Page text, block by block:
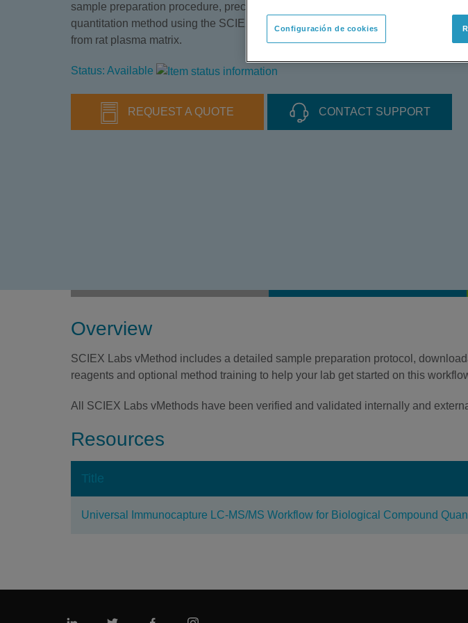
sample preparation procedure, preconfigured instrument settings and
quantitation method using the SCIEX QTRAP
and Triple Quad 6500 system
from rat plasma matrix.
Status: Available
REQUEST A QUOTE CONTACT SUPPORT
Overview
SCIEX Labs vMethod includes a detailed sample preparation protocol,
reagents and optional method training to help your lab get started on this
All SCIEX Labs vMethods have been verified and validated internally and
Resources
Title
Universal Immunocapture LC-MS/MS Workflow for Biological Compound
Configuración de cookies